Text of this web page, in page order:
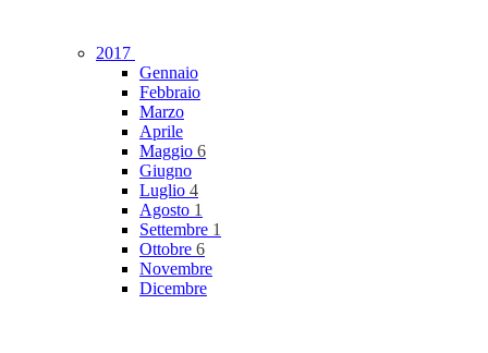
2017
Gennaio
Febbraio
Marzo
Aprile
Maggio 6
Giugno
Luglio 4
Agosto 1
Settembre 1
Ottobre 6
Novembre
Dicembre